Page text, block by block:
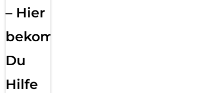
– Hier
bekommst
Du
Hilfe